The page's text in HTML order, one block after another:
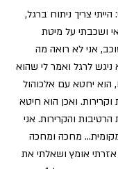
צריך ניתוח ברגל,
ושכבתי על מיטת
אני לא רואה מה
ניגש לרגל ואמר לי שהוא
הוא יחטא עם אלכוהול
ואכן הוא חיטא
והקרירות. אני
מחכה ומחכה
אזרתי אומץ ושאלתי את